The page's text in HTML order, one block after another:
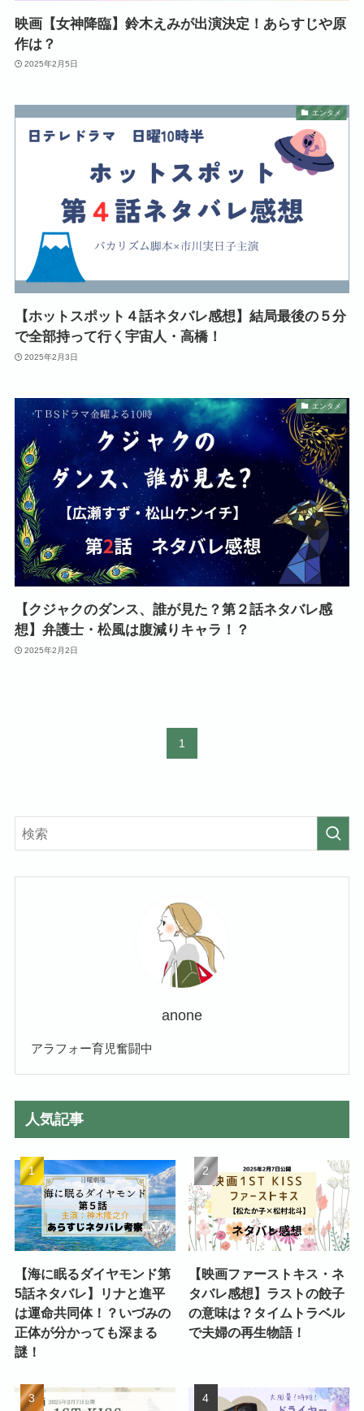
映画【女神降臨】鈴木えみが出演決定！あらすじや原
作は？
2025年2月5日
エンタメ
【ホットスポット４話ネタバレ感想】結局最後の５分
で全部持って行く宇宙人・高橋！
2025年2月3日
エンタメ
【クジャクのダンス、誰が見た？第２話ネタバレ感
想】弁護士・松風は腹減りキャラ！？
2025年2月2日
1
anone
アラフォー育児奮闘中
人気記事
【海に眠るダイヤモンド第
5話ネタバレ】リナと進平
は運命共同体！？いづみの
正体が分かっても深まる
謎！
【映画ファーストキス・ネ
タバレ感想】ラストの餃子
の意味は？タイムトラベル
で夫婦の再生物語！